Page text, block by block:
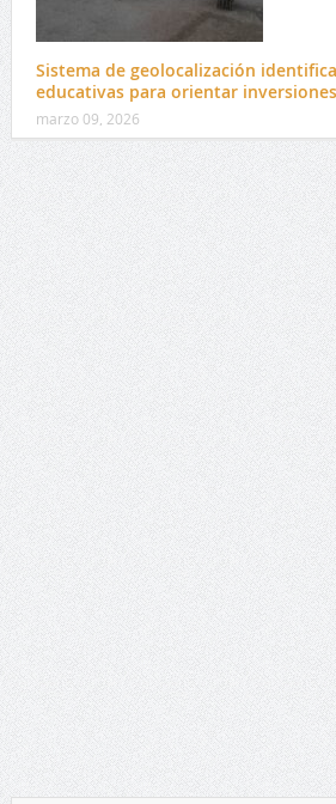
Sistema de geolocalización
educativas para orientar
marzo 09, 2026